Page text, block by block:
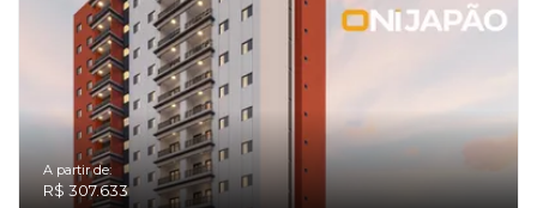
A partir de:
R$ 307.633